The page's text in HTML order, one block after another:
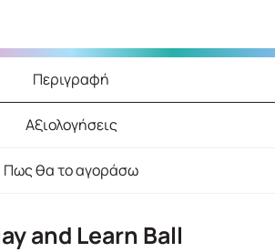
Περιγραφή
Αξιολογήσεις
Πως θα το αγοράσω
and Learn Ball